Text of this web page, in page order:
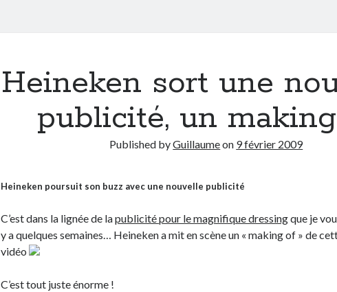
Heineken sort une
publicité, un
Published byGuillaumeon 9 février 2009
Heineken poursuit son buzz avec une nouvelle publicité
C’est dans la lignée de lapublicité pour le magnifique dressingque je
y a quelques semaines… Heineken a mit en scène un « making of » de
vidéo
C’est tout juste énorme !